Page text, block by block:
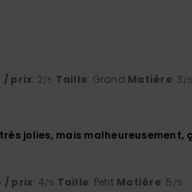
/ prix: 2/5 Taille: Grand Matière: 3 /5
jolies, mais
/ prix: 4/5 Taille: Petit Matière: 5 /5